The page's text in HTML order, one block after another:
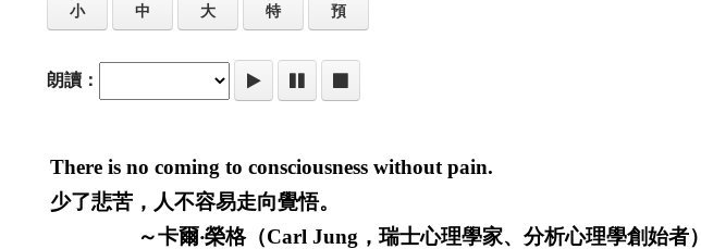
小 中 大 特 預
朗讀：
There is no coming to consciousness without pain.
少了悲苦，人不容易走向覺悟。
～卡爾‧榮格（Carl Jung，瑞士心理學家、分析心理學創始者）